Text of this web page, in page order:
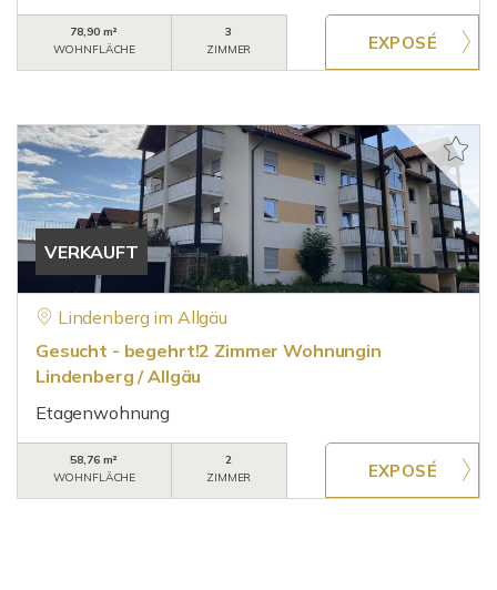
78,90 m²
WOHNFLÄCHE
3
ZIMMER
VERKAUFT
Lindenberg im Allgäu
Gesucht - begehrt!2 Zimmer Wohnungin
Lindenberg / Allgäu
Etagenwohnung
58,76 m²
WOHNFLÄCHE
2
ZIMMER